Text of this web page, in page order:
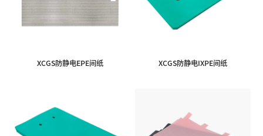
XCGS防静电EPE间纸 XCGS防静电IXPE间纸